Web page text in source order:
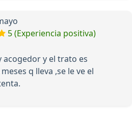
5 (Experiencia positiva)
acogedor y el trato es
q lleva ,se le ve el